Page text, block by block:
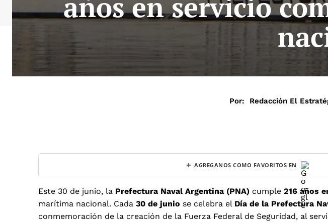
Por: Redacción El
+ AGREGANOS COMO FAVORITOS EN
Este 30 de junio, la Prefectura Naval Argentina (PNA) cumple 216 años
marítima nacional. Cada 30 de junio se celebra el Día de la Prefectura
conmemoración de la creación de la Fuerza Federal de Seguridad, al